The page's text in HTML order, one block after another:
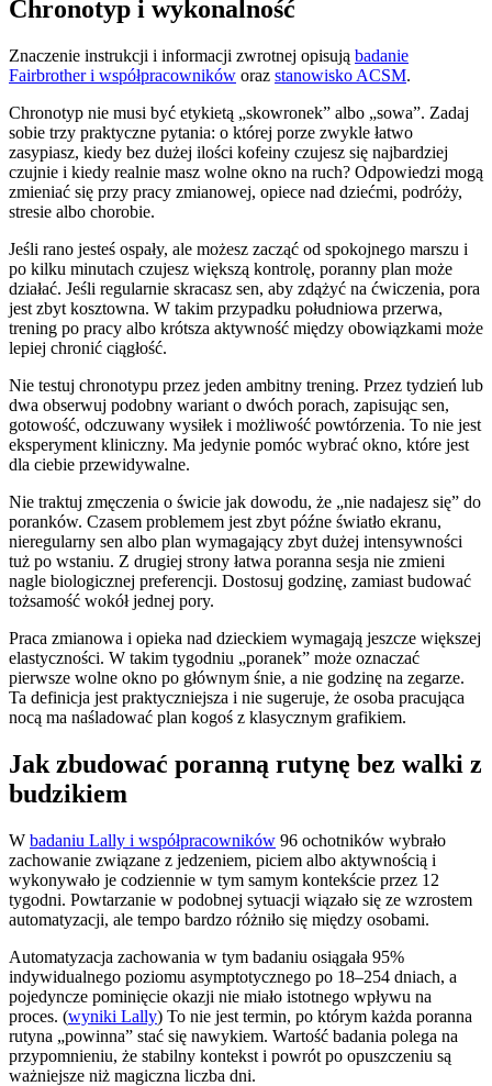
Chronotyp i wykonalność
Znaczenie instrukcji i informacji zwrotnej opisują badanie
Fairbrother i współpracowników oraz stanowisko ACSM.
Chronotyp nie musi być etykietą „skowronek” albo „sowa”. Zadaj
sobie trzy praktyczne pytania: o której porze zwykle łatwo
zasypiasz, kiedy bez dużej ilości kofeiny czujesz się najbardziej
czujnie i kiedy realnie masz wolne okno na ruch? Odpowiedzi mogą
zmieniać się przy pracy zmianowej, opiece nad dziećmi, podróży,
stresie albo chorobie.
Jeśli rano jesteś ospały, ale możesz zacząć od spokojnego marszu i
po kilku minutach czujesz większą kontrolę, poranny plan może
działać. Jeśli regularnie skracasz sen, aby zdążyć na ćwiczenia, pora
jest zbyt kosztowna. W takim przypadku południowa przerwa,
trening po pracy albo krótsza aktywność między obowiązkami może
lepiej chronić ciągłość.
Nie testuj chronotypu przez jeden ambitny trening. Przez tydzień lub
dwa obserwuj podobny wariant o dwóch porach, zapisując sen,
gotowość, odczuwany wysiłek i możliwość powtórzenia. To nie jest
eksperyment kliniczny. Ma jedynie pomóc wybrać okno, które jest
dla ciebie przewidywalne.
Nie traktuj zmęczenia o świcie jak dowodu, że „nie nadajesz się” do
poranków. Czasem problemem jest zbyt późne światło ekranu,
nieregularny sen albo plan wymagający zbyt dużej intensywności
tuż po wstaniu. Z drugiej strony łatwa poranna sesja nie zmieni
nagle biologicznej preferencji. Dostosuj godzinę, zamiast budować
tożsamość wokół jednej pory.
Praca zmianowa i opieka nad dzieckiem wymagają jeszcze większej
elastyczności. W takim tygodniu „poranek” może oznaczać
pierwsze wolne okno po głównym śnie, a nie godzinę na zegarze.
Ta definicja jest praktyczniejsza i nie sugeruje, że osoba pracująca
nocą ma naśladować plan kogoś z klasycznym grafikiem.
Jak zbudować poranną rutynę bez walki z
budzikiem
W badaniu Lally i współpracowników 96 ochotników wybrało
zachowanie związane z jedzeniem, piciem albo aktywnością i
wykonywało je codziennie w tym samym kontekście przez 12
tygodni. Powtarzanie w podobnej sytuacji wiązało się ze wzrostem
automatyzacji, ale tempo bardzo różniło się między osobami.
Automatyzacja zachowania w tym badaniu osiągała 95%
indywidualnego poziomu asymptotycznego po 18–254 dniach, a
pojedyncze pominięcie okazji nie miało istotnego wpływu na
proces. (wyniki Lally) To nie jest termin, po którym każda poranna
rutyna „powinna” stać się nawykiem. Wartość badania polega na
przypomnieniu, że stabilny kontekst i powrót po opuszczeniu są
ważniejsze niż magiczna liczba dni.